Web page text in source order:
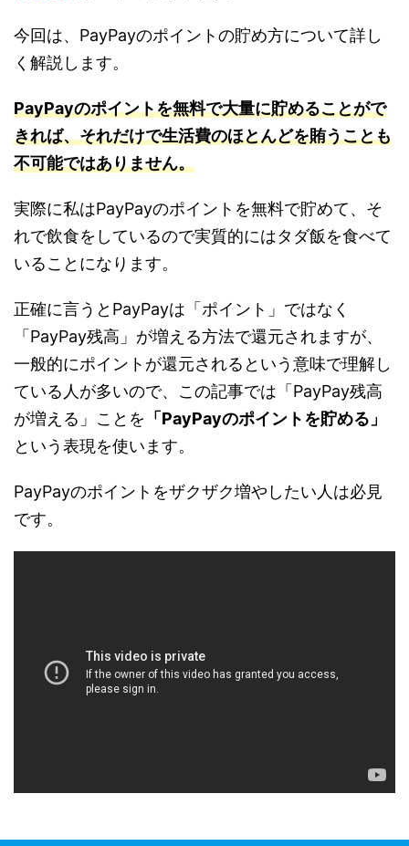
今回は、PayPayのポイントの貯め方について詳し
く解説します。
PayPayのポイントを無料で大量に貯めることがで
きれば、それだけで生活費のほとんどを賄うことも
不可能ではありません。
実際に私はPayPayのポイントを無料で貯めて、そ
れで飲食をしているので実質的にはタダ飯を食べて
いることになります。
正確に言うとPayPayは「ポイント」ではなく
「PayPay残高」が増える方法で還元されますが、
一般的にポイントが還元されるという意味で理解し
ている人が多いので、この記事では「PayPay残高
が増える」ことを 「PayPayのポイントを貯める」
という表現を使います。
PayPayのポイントをザクザク増やしたい人は必見
です。